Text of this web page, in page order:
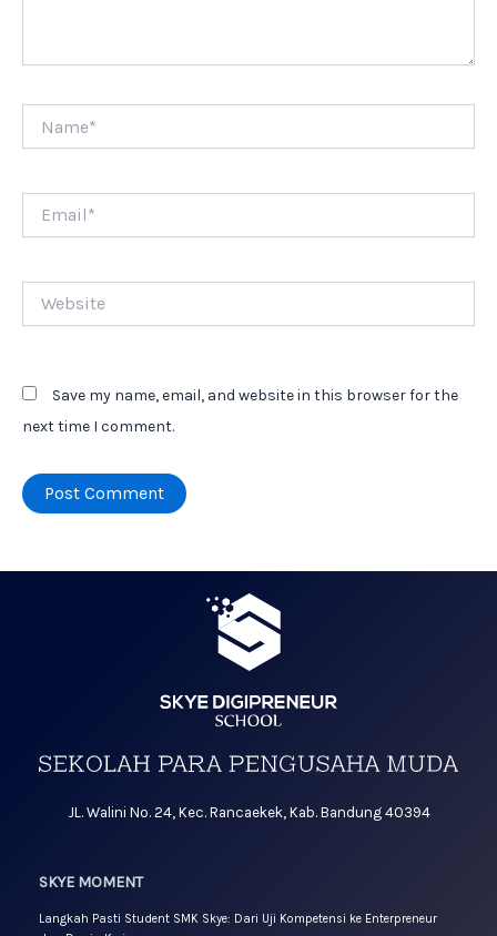
Save my name, email, and website in this browser for the
next time I comment.
JL. Walini No. 24, Kec. Rancaekek, Kab. Bandung 40394
SKYE MOMENT
Langkah Pasti Student SMK Skye: Dari Uji Kompetensi ke Enterpreneur